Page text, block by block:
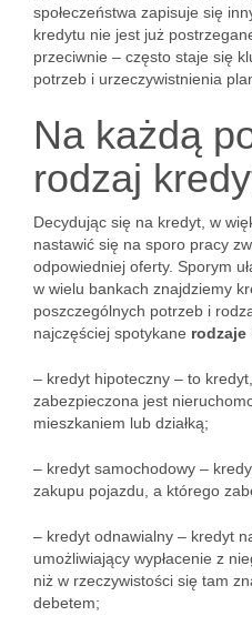
społeczeństwa zapisuje się
kredytu nie jest już
przeciwnie – często staje się
potrzeb i urzeczywistnienia
Na każdą
rodzaj
Decydując się na kredyt, w
nastawić się na sporo pracy
odpowiedniej oferty. Sporym
w wielu bankach znajdziemy
poszczególnych potrzeb i
najczęściej spotykane rodzaje
– kredyt hipoteczny – to
zabezpieczona jest
mieszkaniem lub działką;
– kredyt samochodowy –
zakupu pojazdu, a którego
– kredyt odnawialny – kredyt
umożliwiający wypłacenie z
niż w rzeczywistości się tam
debetem;